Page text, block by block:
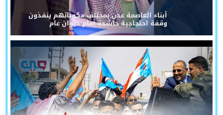
أبناء العاصمة عدن بمختلف مكوناتهم ينفذون
وقفة احتجاجية حاشدة أمام ديوان عام